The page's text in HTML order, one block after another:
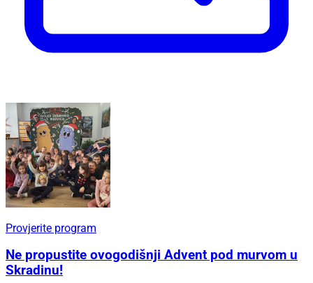
Provjerite program
Ne propustite ovogodišnji Advent pod murvom u
Skradinu!